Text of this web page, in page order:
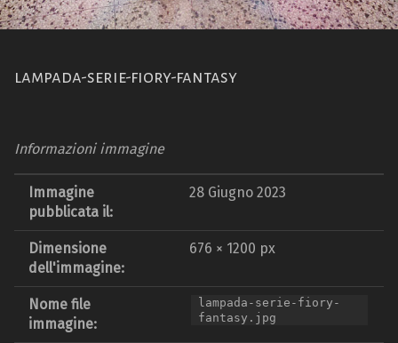
lampada-serie-fiory-fantasy
Informazioni immagine
Immagine
pubblicata il:
28 Giugno 2023
Dimensione
dell'immagine:
676 × 1200 px
Nome file
immagine:
lampada-serie-fiory-
fantasy.jpg